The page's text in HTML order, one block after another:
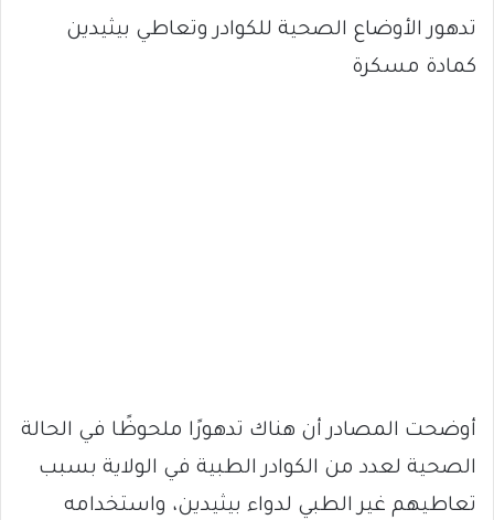
تدهور الأوضاع الصحية للكوادر وتعاطي بيثيدين
كمادة مسكرة
أوضحت المصادر أن هناك تدهورًا ملحوظًا في الحالة
الصحية لعدد من الكوادر الطبية في الولاية بسبب
تعاطيهم غير الطبي لدواء بيثيدين، واستخدامه